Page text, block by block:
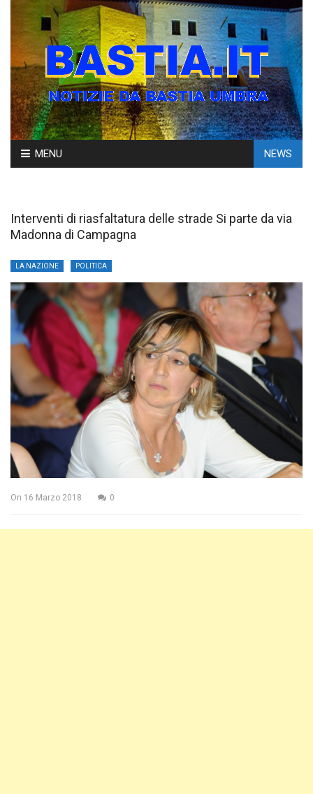
Skip
to
MENU NEWS
Interventi di riasfaltatura delle strade Si parte da via
Madonna di Campagna
LA NAZIONE POLITICA
On 16 Marzo 2018 0